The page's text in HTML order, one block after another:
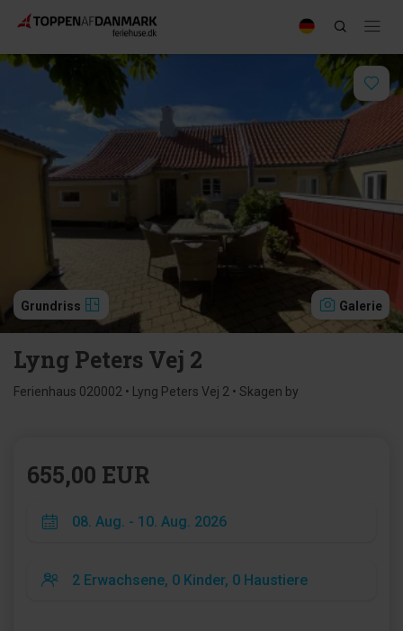
Grundriss Galerie
Lyng Peters Vej 2
Ferienhaus 020002 • Lyng Peters Vej 2 • Skagen by
655,00 EUR